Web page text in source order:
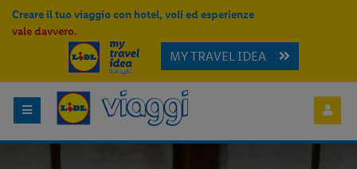
Creare il tuo viaggio con hotel, voli ed esperienze
vale davvero.
MY TRAVEL IDEA